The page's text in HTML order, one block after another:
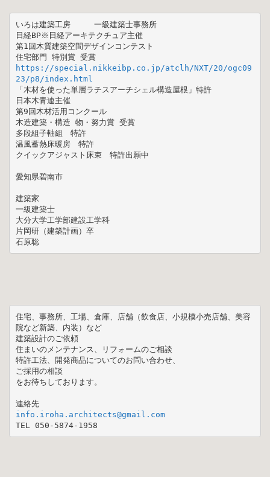
いろは建築工房　　　一級建築士事務所
日経BP※日経アーキテクチュア主催
第1回木質建築空間デザインコンテスト
https://special.nikkeibp.co.jp/atclh/NXT/20/ogc09
23/p8/index.html
「木材を使った単層ラチスアーチシェル構造屋根」特許
日本木青連主催
第9回木材活用コンクール
木造建築・構造 物・努力賞 受賞
多段組子軸組　特許
温風蓄熱床暖房　特許
クイックアジャスト床束　特許出願中
愛知県碧南市
建築家
一級建築士
大分大学工学部建設工学科
片岡研（建築計画）卒
石原聡
住宅、事務所、工場、倉庫、店舗（飲食店、小規模小売店舗、美容
院など新築、内装）など
建築設計のご依頼
住まいのメンテナンス、リフォームのご相談
特許工法、開発商品についてのお問い合わせ、
ご採用の相談
をお待ちしております。
連絡先
info.iroha.architects@gmail.com
TEL 050-5874-1958